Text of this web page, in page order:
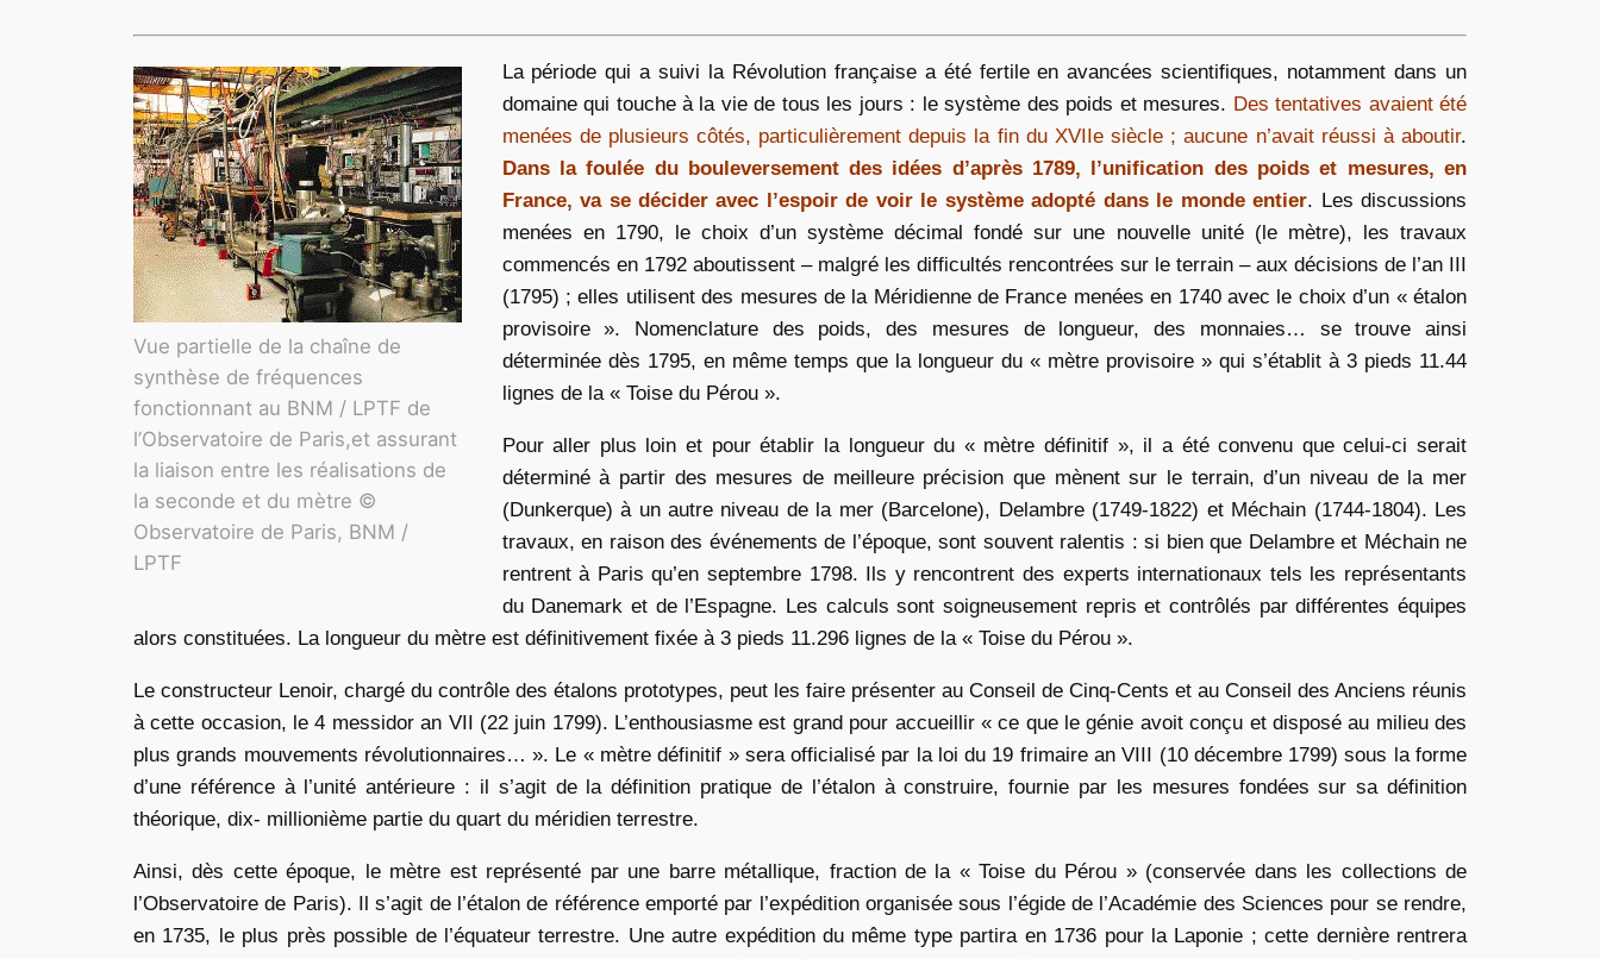
Vue partielle de la chaîne de
synthèse de fréquences
fonctionnant au BNM / LPTF de
l’Observatoire de Paris,et assurant
la liaison entre les réalisations de
la seconde et du mètre ©
Observatoire de Paris, BNM /
LPTF
La période qui a suivi la Révolution française a été fertile en avancées scientifiques, notamment dans un
domaine qui touche à la vie de tous les jours : le système des poids et mesures. Des tentatives avaient été
menées de plusieurs côtés, particulièrement depuis la fin du XVIIe siècle ; aucune n’avait réussi à aboutir.
Dans la foulée du bouleversement des idées d’après 1789, l’unification des poids et mesures, en
France, va se décider avec l’espoir de voir le système adopté dans le monde entier. Les discussions
menées en 1790, le choix d’un système décimal fondé sur une nouvelle unité (le mètre), les travaux
commencés en 1792 aboutissent – malgré les difficultés rencontrées sur le terrain – aux décisions de l’an III
(1795) ; elles utilisent des mesures de la Méridienne de France menées en 1740 avec le choix d’un « étalon
provisoire ». Nomenclature des poids, des mesures de longueur, des monnaies… se trouve ainsi
déterminée dès 1795, en même temps que la longueur du « mètre provisoire » qui s’établit à 3 pieds 11.44
lignes de la « Toise du Pérou ».
Pour aller plus loin et pour établir la longueur du « mètre définitif », il a été convenu que celui-ci serait
déterminé à partir des mesures de meilleure précision que mènent sur le terrain, d’un niveau de la mer
(Dunkerque) à un autre niveau de la mer (Barcelone), Delambre (1749-1822) et Méchain (1744-1804). Les
travaux, en raison des événements de l’époque, sont souvent ralentis : si bien que Delambre et Méchain ne
rentrent à Paris qu’en septembre 1798. Ils y rencontrent des experts internationaux tels les représentants
du Danemark et de l’Espagne. Les calculs sont soigneusement repris et contrôlés par différentes équipes
alors constituées. La longueur du mètre est définitivement fixée à 3 pieds 11.296 lignes de la « Toise du Pérou ».
Le constructeur Lenoir, chargé du contrôle des étalons prototypes, peut les faire présenter au Conseil de Cinq-Cents et au Conseil des Anciens réunis
à cette occasion, le 4 messidor an VII (22 juin 1799). L’enthousiasme est grand pour accueillir « ce que le génie avoit conçu et disposé au milieu des
plus grands mouvements révolutionnaires… ». Le « mètre définitif » sera officialisé par la loi du 19 frimaire an VIII (10 décembre 1799) sous la forme
d’une référence à l’unité antérieure : il s’agit de la définition pratique de l’étalon à construire, fournie par les mesures fondées sur sa définition
théorique, dix- millionième partie du quart du méridien terrestre.
Ainsi, dès cette époque, le mètre est représenté par une barre métallique, fraction de la « Toise du Pérou » (conservée dans les collections de
l’Observatoire de Paris). Il s’agit de l’étalon de référence emporté par l’expédition organisée sous l’égide de l’Académie des Sciences pour se rendre,
en 1735, le plus près possible de l’équateur terrestre. Une autre expédition du même type partira en 1736 pour la Laponie ; cette dernière rentrera